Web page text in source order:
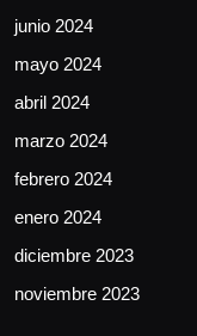
junio 2024
mayo 2024
abril 2024
marzo 2024
febrero 2024
enero 2024
diciembre 2023
noviembre 2023